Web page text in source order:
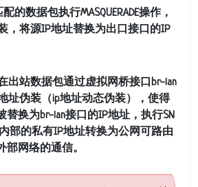
配的数据包执行MASQUERADE操作，
，将源IP地址替换为出口接口的IP
出站数据包通过虚拟网桥接口br-lan
址伪装（ip地址动态伪装），使得
替换为br-lan接口的IP地址，执行SN
部的私有IP地址转换为公网可路由
部网络的通信。